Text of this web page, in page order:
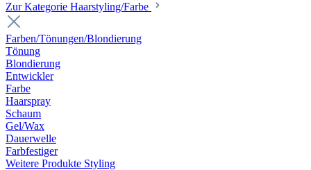
Zur Kategorie Haarstyling/Farbe
Farben/Tönungen/Blondierung
Tönung
Blondierung
Entwickler
Farbe
Haarspray
Schaum
Gel/Wax
Dauerwelle
Farbfestiger
Weitere Produkte Styling